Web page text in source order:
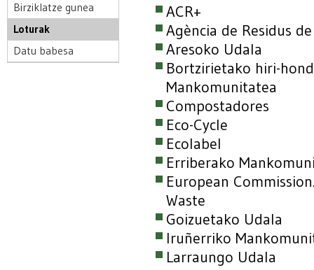
Birziklatze gunea
Loturak
Datu babesa
ACR+
Agència de Residus
Aresoko Udala
Bortzirietako hiri-
Mankomunitatea
Compostadores
Eco-Cycle
Ecolabel
Erriberako
European
Waste
Goizuetako Udala
Iruñerriko
Larraungo Udala